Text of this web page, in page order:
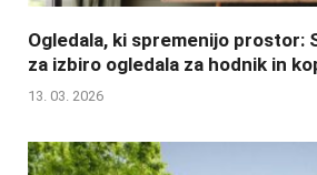
Ogledala, ki spremenijo prostor:
za izbiro ogledala za hodnik in
13. 03. 2026